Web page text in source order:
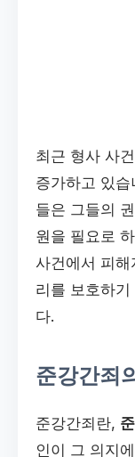
최근 형사 사
증가하고 있
들은 그들의
원을 필요로
사건에서 피
리를 보호하
다.
준강간죄
준강간죄란,
인이 그 의지